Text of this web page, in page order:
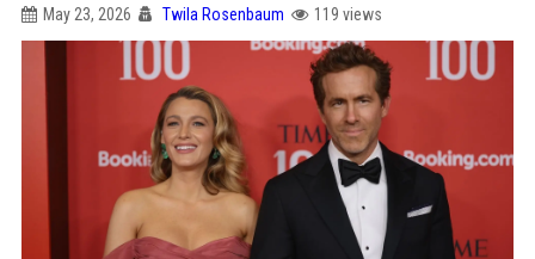
May 23, 2026 Twila Rosenbaum 119 views